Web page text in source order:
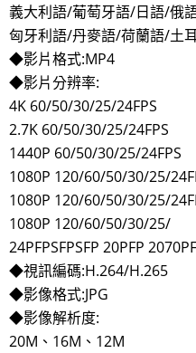
義大利語/葡萄牙語/日語/俄
匈牙利語/丹麥語/荷蘭語/土
◆影片格式:MP4
◆影片分辨率:
4K 60/50/30/25/24FPS
2.7K 60/50/30/25/24FPS
1440P 60/50/30/25/24FPS
1080P 120/60/50/30/25/
1080P 120/60/50/30/25/
1080P 120/60/50/30/25/
24PFPSFPSFP 20PFP
◆視訊編碼:H.264/H.265
◆影像格式:JPG
◆影像解析度:
20M、16M、12M